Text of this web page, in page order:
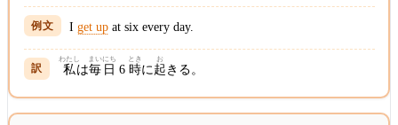
Iget up at six every day.
私
わたし
は毎日
まいにち
6 時
とき
に 起
お
きる。